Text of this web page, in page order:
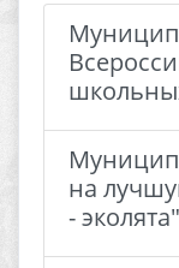
на
- эколята"